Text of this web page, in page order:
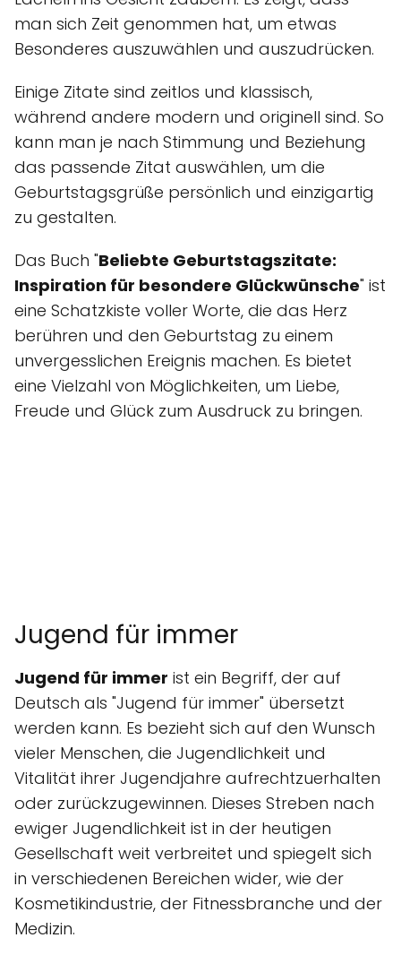
man sich Zeit genommen hat, um etwas
Besonderes auszuwählen und auszudrücken.
Einige Zitate sind zeitlos und klassisch,
während andere modern und originell sind. So
kann man je nach Stimmung und Beziehung
das passende Zitat auswählen, um die
Geburtstagsgrüße persönlich und einzigartig
zu gestalten.
Das Buch "Beliebte Geburtstagszitate:
Inspiration für besondere Glückwünsche" ist
eine Schatzkiste voller Worte, die das Herz
berühren und den Geburtstag zu einem
unvergesslichen Ereignis machen. Es bietet
eine Vielzahl von Möglichkeiten, um Liebe,
Freude und Glück zum Ausdruck zu bringen.
Jugend für immer
Jugend für immer ist ein Begriff, der auf
Deutsch als "Jugend für immer" übersetzt
werden kann. Es bezieht sich auf den Wunsch
vieler Menschen, die Jugendlichkeit und
Vitalität ihrer Jugendjahre aufrechtzuerhalten
oder zurückzugewinnen. Dieses Streben nach
ewiger Jugendlichkeit ist in der heutigen
Gesellschaft weit verbreitet und spiegelt sich
in verschiedenen Bereichen wider, wie der
Kosmetikindustrie, der Fitnessbranche und der
Medizin.